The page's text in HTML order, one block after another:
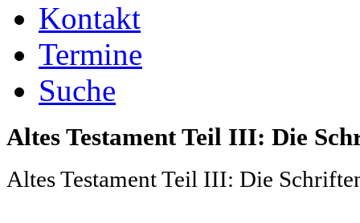
Kontakt
Termine
Suche
Altes Testament Teil III: Die
Altes Testament Teil III: Die